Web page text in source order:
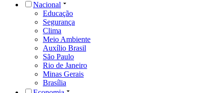
Nacional
Educação
Segurança
Clima
Meio Ambiente
Auxílio Brasil
São Paulo
Rio de Janeiro
Minas Gerais
Brasília